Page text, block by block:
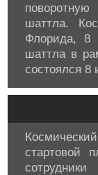
шаттла.
Флорида, 8
шаттла в
состоялся 8
стартовой